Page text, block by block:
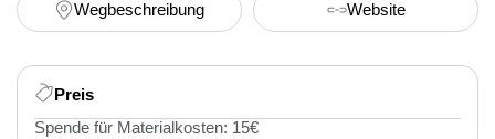
Wegbeschreibung Website
Preis
Spende für Materialkosten: 15€